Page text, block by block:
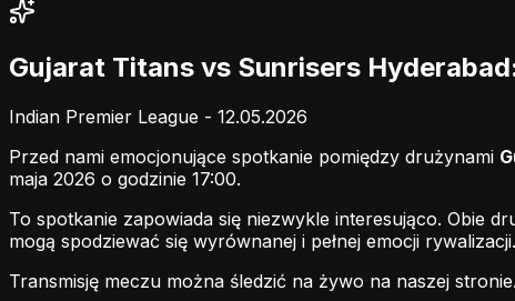
Gujarat Titans vs Sunrisers
Indian Premier League - 12.05.2026
Przed nami emocjonujące spotkanie pomiędzy drużynami
maja 2026 o godzinie 17:00.
To spotkanie zapowiada się niezwykle interesująco. Obie
mogą spodziewać się wyrównanej i pełnej emocji rywalizacji.
Transmisję meczu można śledzić na żywo na naszej stronie.